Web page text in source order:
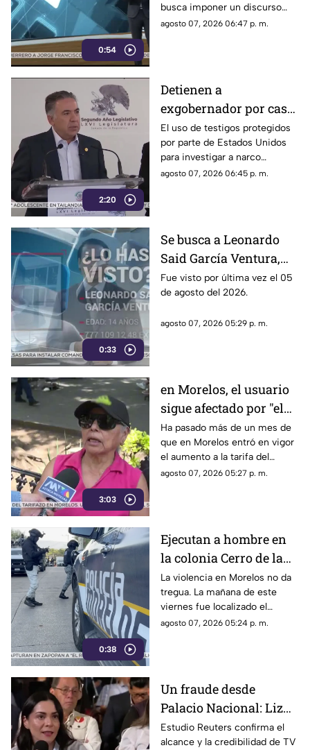
0:54
busca imponer un discurso
único y limitar las voces que
agosto 07, 2026 06:47 p. m.
2:20
Detienen a
exgobernador por caso
Ayotzinapa y desaforan
a alcaldes
El uso de testigos protegidos
por parte de Estados Unidos
para investigar a narco
políticos ha sido cuestionado
entre ellos Rubén Rocha y
Enrique Inzunza.
agosto 07, 2026 06:45 p. m.
0:33
Se busca a Leonardo
Said García Ventura,
desaparecido en
Cuernavaca
Fue visto por última vez el 05
de agosto del 2026.
agosto 07, 2026 05:29 p. m.
3:03
en Morelos, el usuario
sigue afectado por "el
tarifazo"
Ha pasado más de un mes de
que en Morelos entró en vigor
el aumento a la tarifa del
transporte público. Un mes,
al interior de las unidades.
agosto 07, 2026 05:27 p. m.
0:38
Ejecutan a hombre en
la colonia Cerro de la
Corona
La violencia en Morelos no da
tregua. La mañana de este
viernes fue localizado el
cuerpo de un hombre con
agosto 07, 2026 05:24 p. m.
Un fraude desde
Palacio Nacional: Liz
Vilchis intentó
desvirtuar estudio de
Estudio Reuters confirma el
alcance y la credibilidad de TV